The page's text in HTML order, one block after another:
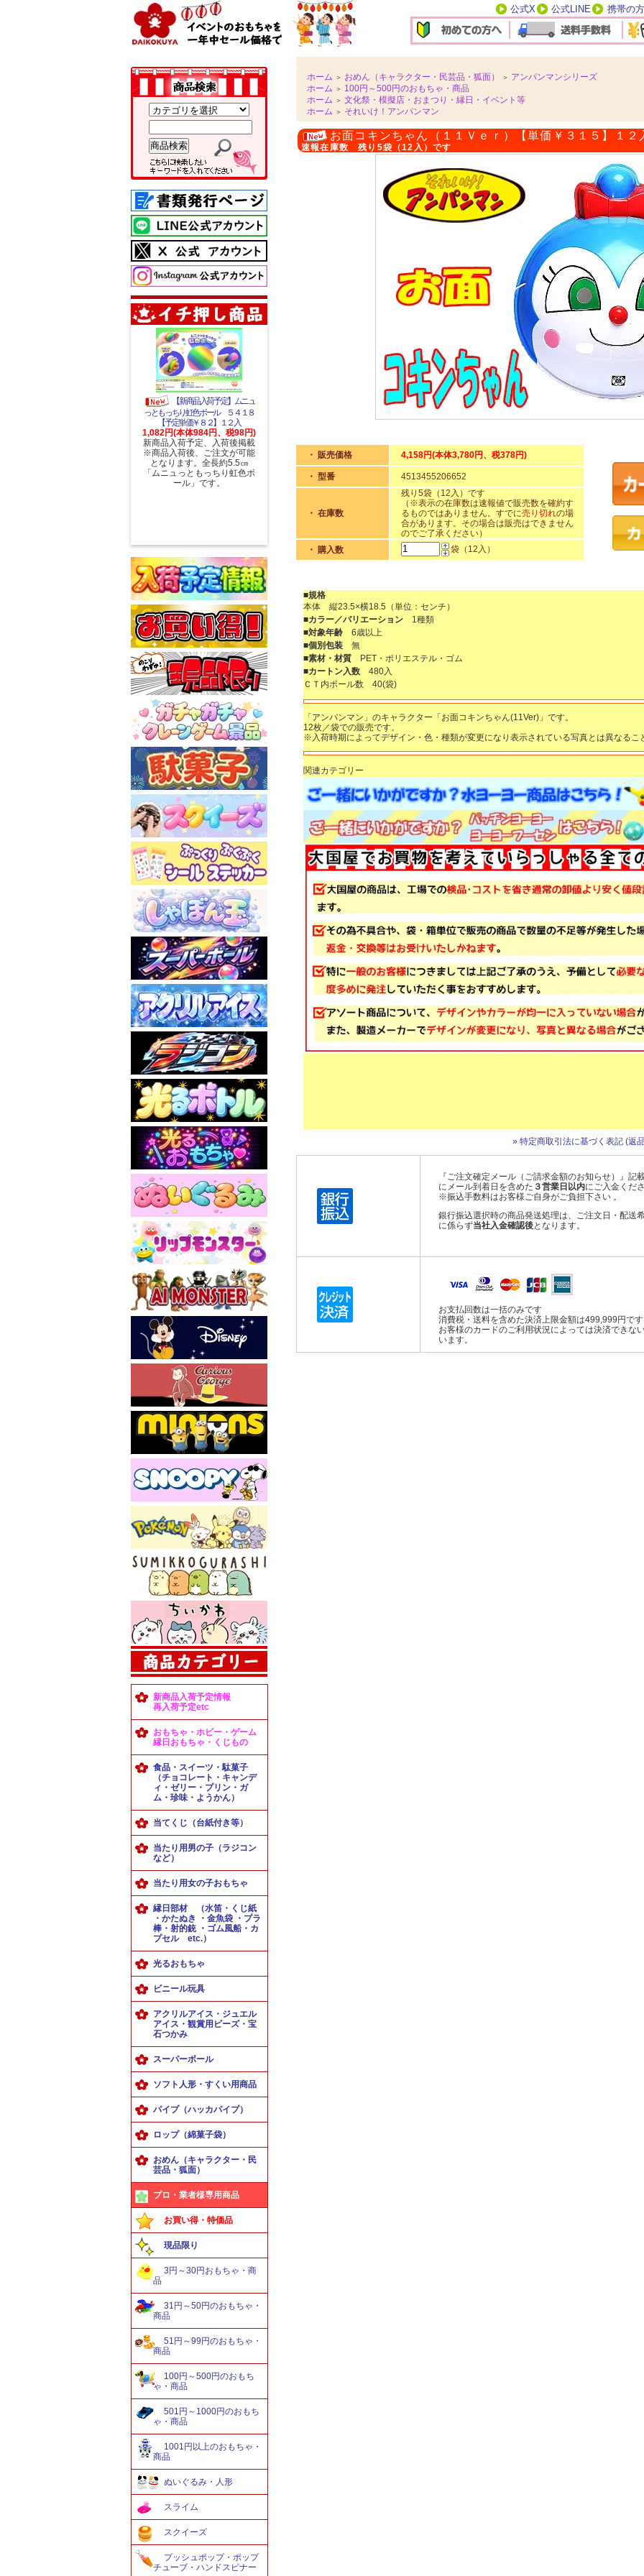
公式X 公式LINE 携帯の方
【新商品入荷予定】ムニュ
っともっちり虹色ボール ５４１８
【予定単価￥８２】１２入
1,082円(本体984円、税98円)
新商品入荷予定、入荷後掲載
※商品入荷後、ご注文が可能
となります。全長約5.5㎝
「ムニュっともっちり虹色ボ
ール」です。
新商品入荷予定情報
再入荷予定etc
おもちゃ・ホビー・ゲーム
縁日おもちゃ・くじもの
食品・スイーツ・駄菓子
（チョコレート・キャンデ
ィ・ゼリー・プリン・ガ
ム・珍味・ようかん）
当てくじ（台紙付き等）
当たり用男の子（ラジコン
など）
当たり用女の子おもちゃ
縁日部材 （水笛・くじ紙
・かたぬき ・金魚袋 ・プラ
棒・射的銃 ・ゴム風船・カ
プセル etc.）
光るおもちゃ
ビニール玩具
アクリルアイス・ジュエル
アイス・観賞用ビーズ・宝
石つかみ
スーパーボール
ソフト人形・すくい用商品
パイプ（ハッカパイプ）
ロップ（綿菓子袋）
おめん（キャラクター・民
芸品・狐面）
プロ・業者様専用商品
お買い得・特価品
現品限り
3円～30円おもちゃ・商
品
31円～50円のおもちゃ・
商品
51円～99円のおもちゃ・
商品
100円～500円のおもち
ゃ・商品
501円～1000円のおもち
ゃ・商品
1001円以上のおもちゃ・
商品
ぬいぐるみ・人形
スライム
スクイーズ
プッシュポップ・ポップ
チューブ・ハンドスピナー
ホーム ＞ おめん（キャラクター・民芸品・狐面） ＞ アンパンマンシリーズ
ホーム ＞ 100円～500円のおもちゃ・商品
ホーム ＞ 文化祭・模擬店・おまつり・縁日・イベント等
ホーム ＞ それいけ！アンパンマン
お面コキンちゃん（１１Ｖｅｒ）【単価￥３１５】
速報在庫数 残り5袋（12入）です
・ 販売価格 4,158円(本体3,780円、税378円)
・ 型番 4513455206652
・ 在庫数
残り5袋（12入）です
（※表示の在庫数は速報値で販売数を確約す
るものではありません。すでに売り切れの場
合があります。その場合は販売はできません
のでご了承ください）
・ 購入数
袋（12入）
■規格
本体 縦23.5×横18.5（単位：センチ）
■カラー／バリエーション 1種類
■対象年齢 6歳以上
■個別包装 無
■素材・材質 PET・ポリエステル・ゴム
■カートン入数 480入
ＣＴ内ボール数 40(袋)
「アンパンマン」のキャラクター「お面コキンちゃん(11Ver)」です。
12枚／袋での販売です。
※入荷時期によってデザイン・色・種類が変更になり表示されている写真とは異なるこ
関連カテゴリー
» 特定商取引法に基づく表記 (返
『ご注文確定メール（ご請求金額のお知らせ）』記
にメール到着日を含めた ３営業日以内にご入金くだ
※振込手数料はお客様ご自身がご負担下さい 。
銀行振込選択時の商品発送処理は、ご注文日・配送
に係らず当社入金確認後となります。
お支払回数は一括のみです
消費税・送料を含めた決済上限金額は499,999円です
お客様のカードのご利用状況によっては決済できな
います。